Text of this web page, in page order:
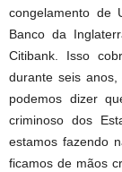
congelamento de
Banco da
Citibank. Isso
durante seis
podemos dizer
criminoso dos
estamos fazendo
ficamos de mãos